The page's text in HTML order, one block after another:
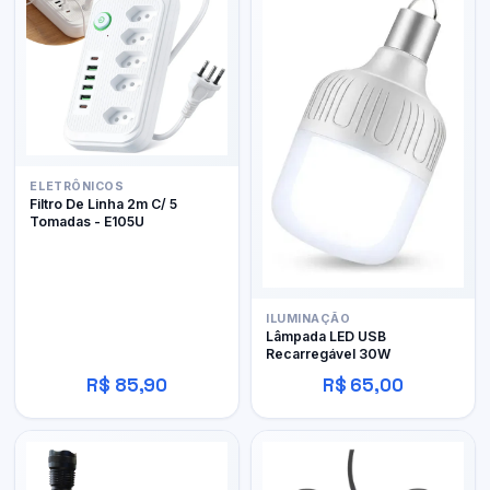
ELETRÔNICOS
Filtro De Linha 2m C/ 5
Tomadas - E105U
R$ 85,90
ILUMINAÇÃO
Lâmpada LED USB
Recarregável 30W
R$ 65,00